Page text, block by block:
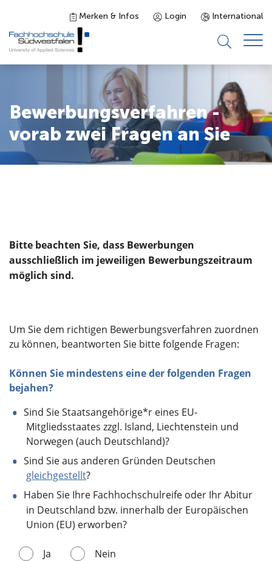
Merken & Infos Login International
Studieninteressierte
Studienangebot
Studierende
Karriere
Über uns
Bewerbungsverfahren -
vorab zwei Fragen an Sie
Bitte beachten Sie, dass Bewerbungen
ausschließlich im jeweiligen Bewerbungszeitraum
möglich sind.
Um Sie dem richtigen Bewerbungsverfahren zuordnen
zu können, beantworten Sie bitte folgende Fragen:
Können Sie mindestens eine der folgenden Fragen
bejahen?
Sind Sie Staatsangehörige*r eines EU-
Mitgliedsstaates zzgl. Island, Liechtenstein und
Norwegen (auch Deutschland)?
Sind Sie aus anderen Gründen Deutschen
gleichgestellt?
Haben Sie Ihre Fachhochschulreife oder Ihr Abitur
in Deutschland bzw. innerhalb der Europäischen
Union (EU) erworben?
Ja Nein